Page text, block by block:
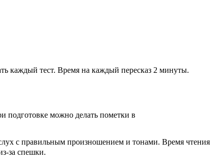
каждый тест. Время на каждый пересказ 2 минуты.
подготовке можно делать пометки в
с правильным произношением и тонами. Время чтения
за спешки.